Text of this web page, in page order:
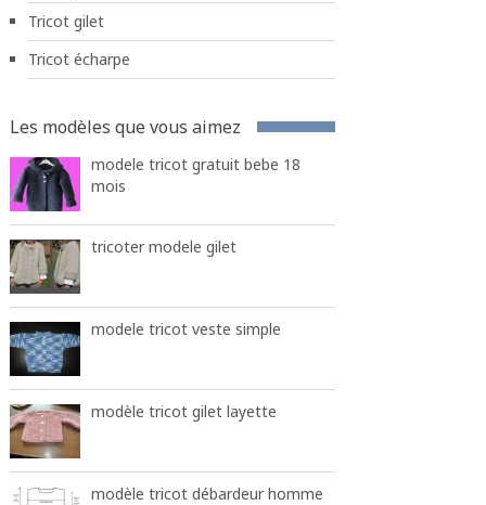
Tricot gilet
Tricot écharpe
Les modèles que vous aimez
modele tricot gratuit bebe 18
mois
tricoter modele gilet
modele tricot veste simple
modèle tricot gilet layette
modèle tricot débardeur homme